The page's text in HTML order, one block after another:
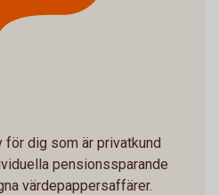
dig som är privatkund
pensionssparande
värdepappersaffärer.